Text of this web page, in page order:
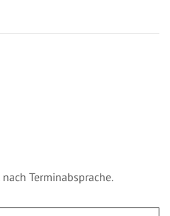
Terminabsprache.